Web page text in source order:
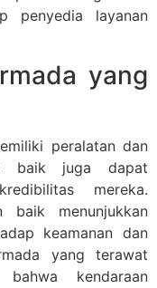
penyedia layanan
yang
peralatan dan
baik juga dapat
mereka.
baik menunjukkan
keamanan dan
yang terawat
kendaraan